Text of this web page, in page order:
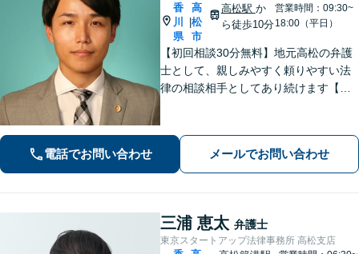
香
川
県
|
高
松
市
高松駅 か
ら徒歩10分
営業時間：09:30~
18:00（平日）
【初回相談30分無料】地元高松の弁護
士として、親しみやすく頼りやすい法
律の相談相手としてあり続けます【相
【離婚問題】不貞慰謝料の請求する側
／された側、双方に対応【弁護士歴10
年以上】
電話でお問い合わせ メールでお問い合わせ
三浦 恵太 弁護士
東京スタートアップ法律事務所 高松支店